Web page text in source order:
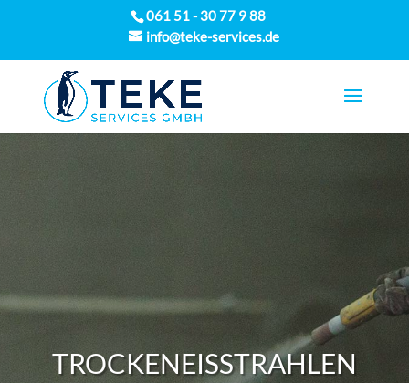
061 51 - 30 77 9 88
info@teke-services.de
TROCKENEISSTRAHLEN